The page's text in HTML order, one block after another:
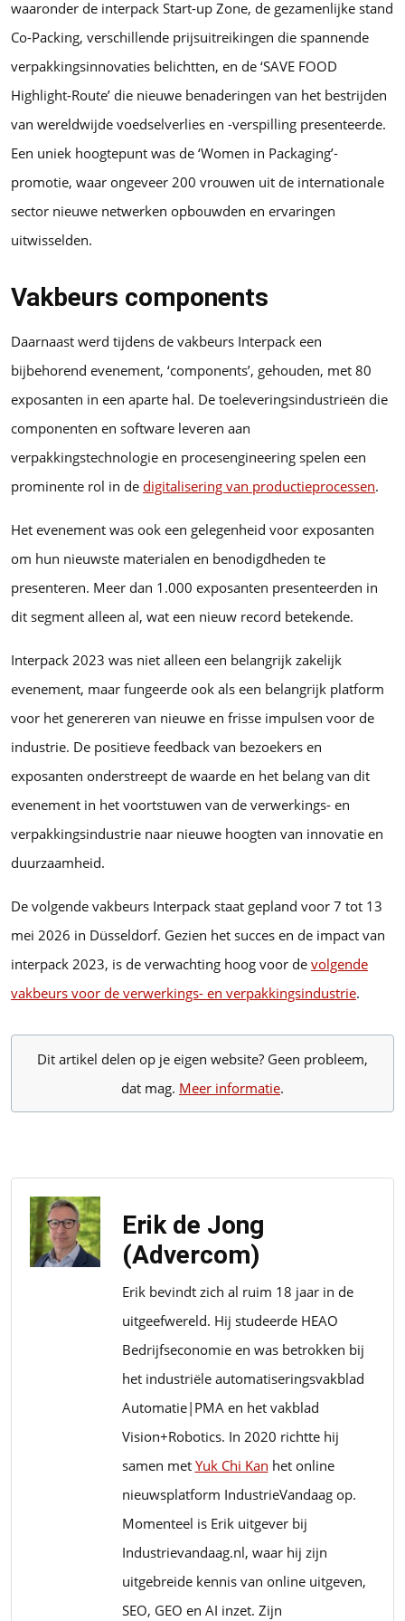
waaronder de interpack Start-up Zone, de gezamenlijke stand
Co-Packing, verschillende prijsuitreikingen die spannende
verpakkingsinnovaties belichtten, en de ‘SAVE FOOD
Highlight-Route’ die nieuwe benaderingen van het bestrijden
van wereldwijde voedselverlies en -verspilling presenteerde.
Een uniek hoogtepunt was de ‘Women in Packaging’-
promotie, waar ongeveer 200 vrouwen uit de internationale
sector nieuwe netwerken opbouwden en ervaringen
uitwisselden.
Vakbeurs components
Daarnaast werd tijdens de vakbeurs Interpack een
bijbehorend evenement, ‘components’, gehouden, met 80
exposanten in een aparte hal. De toeleveringsindustrieën die
componenten en software leveren aan
verpakkingstechnologie en procesengineering spelen een
prominente rol in de digitalisering van productieprocessen.
Het evenement was ook een gelegenheid voor exposanten
om hun nieuwste materialen en benodigdheden te
presenteren. Meer dan 1.000 exposanten presenteerden in
dit segment alleen al, wat een nieuw record betekende.
Interpack 2023 was niet alleen een belangrijk zakelijk
evenement, maar fungeerde ook als een belangrijk platform
voor het genereren van nieuwe en frisse impulsen voor de
industrie. De positieve feedback van bezoekers en
exposanten onderstreept de waarde en het belang van dit
evenement in het voortstuwen van de verwerkings- en
verpakkingsindustrie naar nieuwe hoogten van innovatie en
duurzaamheid.
De volgende vakbeurs Interpack staat gepland voor 7 tot 13
mei 2026 in Düsseldorf. Gezien het succes en de impact van
interpack 2023, is de verwachting hoog voor de volgende
vakbeurs voor de verwerkings- en verpakkingsindustrie.
Dit artikel delen op je eigen website? Geen probleem,
dat mag. Meer informatie.
Erik de Jong
(Advercom)
Erik bevindt zich al ruim 18 jaar in de
uitgeefwereld. Hij studeerde HEAO
Bedrijfseconomie en was betrokken bij
het industriële automatiseringsvakblad
Automatie|PMA en het vakblad
Vision+Robotics. In 2020 richtte hij
samen met Yuk Chi Kan het online
nieuwsplatform IndustrieVandaag op.
Momenteel is Erik uitgever bij
Industrievandaag.nl, waar hij zijn
uitgebreide kennis van online uitgeven,
SEO, GEO en AI inzet. Zijn